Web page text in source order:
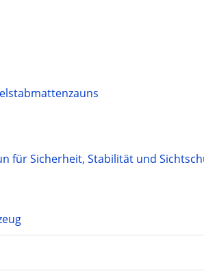
für Sicherheit, Stabilität und